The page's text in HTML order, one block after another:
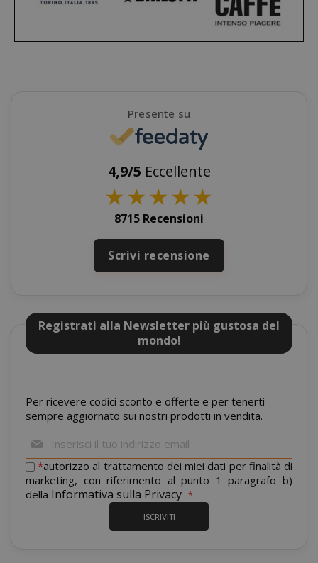
Presente su
4,9/5 Eccellente
★★★★★
8715 Recensioni
Scrivi recensione
Registrati alla Newsletter più gustosa del
mondo!
Per ricevere codici sconto e offerte e per tenerti
sempre aggiornato sui nostri prodotti in vendita.
alla
nostra
newsletter:
*autorizzo al trattamento dei miei dati per finalità di
marketing, con riferimento al punto 1 paragrafo b)
della Informativa sulla Privacy
ISCRIVITI
product_data_storage
saida-popup